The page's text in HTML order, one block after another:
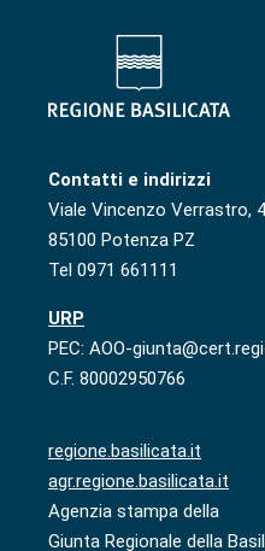
Contatti e indirizzi
Viale Vincenzo Verrastro, 4
85100 Potenza PZ
Tel 0971 661111
URP
PEC: AOO-
C.F. 80002950766
regione.basilicata.it
agr.regione.basilicata.it
Agenzia stampa della
Giunta Regionale della